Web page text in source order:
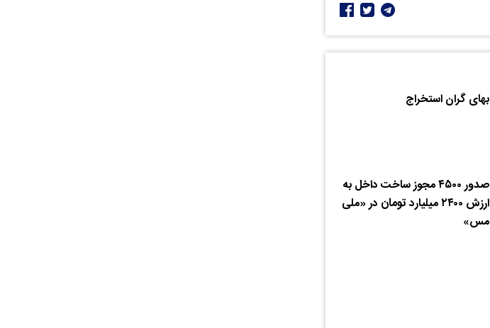
بهای گران استخراج
صدور ۴۵۰۰ مجوز ساخت داخل به
ارزش ۲۴۰۰ میلیارد تومان در «ملی
مس»